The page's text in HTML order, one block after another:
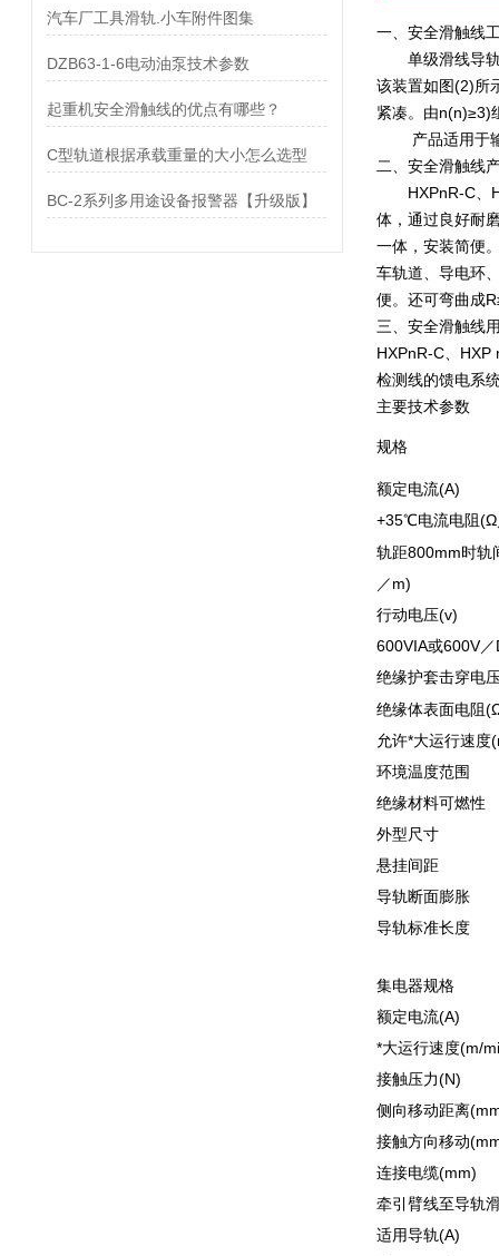
汽车厂工具滑轨.小车附件图集
DZB63-1-6电动油泵技术参数
起重机安全滑触线的优点有哪些？
C型轨道根据承载重量的大小怎么选型
BC-2系列多用途设备报警器【升级版】
一、 安全滑触线
单级滑线导轨
该装置如图(2)所
紧凑。由n(n)≥3)
产品适用于输
二、 安全滑触线
HXPnR-C、
体，通过良好耐
一体，安装简便
车轨道、导电环
便。还可弯曲成
三、 安全滑触线
HXPnR-C、HXP
检测线的馈电系
主要技术参数
规格
额定电流(A)
+35℃电流电阻(Ω
轨距800mm时轨
／m)
行动电压(v)
600VIA或600V／
绝缘护套击穿电
绝缘体表面电阻
允许*大运行速度
环境温度范围
绝缘材料可燃性
外型尺寸
悬挂间距
导轨断面膨胀
导轨标准长度
集电器规格
额定电流(A)
*大运行速度(m/
接触压力(N)
侧向移动距离
接触方向移动
连接电缆(mm)
牵引臂线至导轨
适用导轨(A)